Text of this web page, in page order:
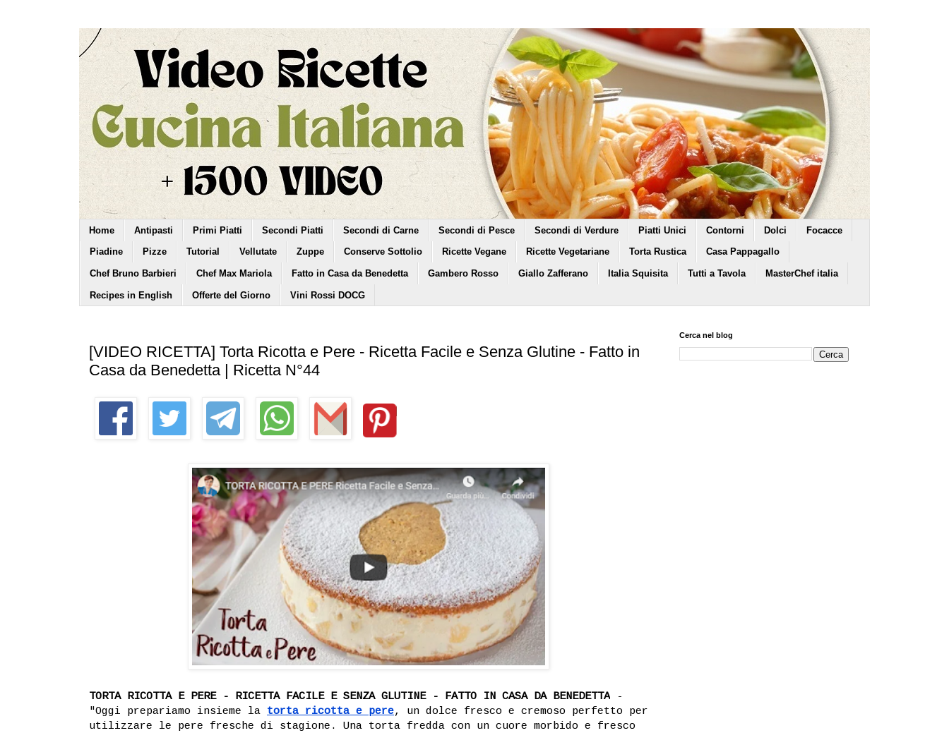
Home Antipasti Primi Piatti Secondi Piatti Secondi di Carne Secondi di Pesce Secondi di Verdure Piatti Unici Contorni Dolci Focacce
Piadine Pizze Tutorial Vellutate Zuppe Conserve Sottolio Ricette Vegane Ricette Vegetariane Torta Rustica Casa Pappagallo
Chef Bruno Barbieri Chef Max Mariola Fatto in Casa da Benedetta Gambero Rosso Giallo Zafferano Italia Squisita Tutti a Tavola MasterChef italia
Recipes in English Offerte del Giorno Vini Rossi DOCG
[VIDEO RICETTA] Torta Ricotta e Pere - Ricetta Facile e Senza Glutine - Fatto in
Casa da Benedetta | Ricetta N°44
TORTA RICOTTA E PERE - RICETTA FACILE E SENZA GLUTINE - FATTO IN CASA DA BENEDETTA -
"Oggi prepariamo insieme la torta ricotta e pere, un dolce fresco e cremoso perfetto per
utilizzare le pere fresche di stagione. Una torta fredda con un cuore morbido e fresco
Cerca nel blog